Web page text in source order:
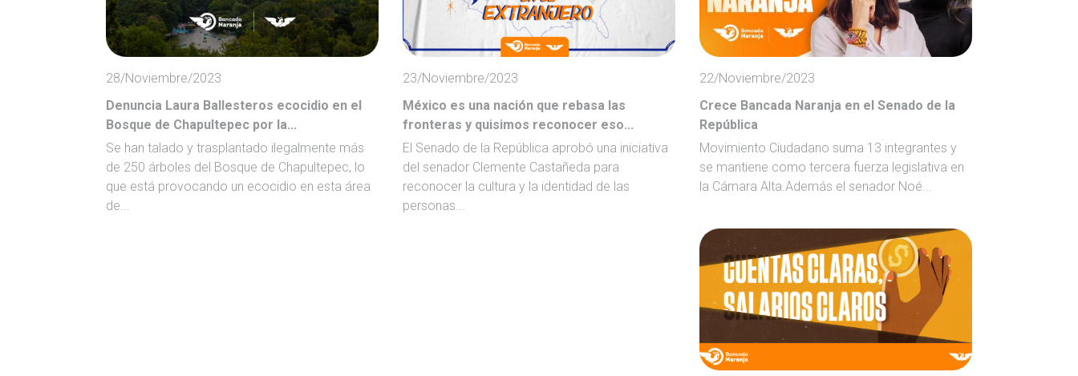
28/Noviembre/2023
Denuncia Laura Ballesteros ecocidio en el
Bosque de Chapultepec por la...
Se han talado y trasplantado ilegalmente más
de 250 árboles del Bosque de Chapultepec, lo
que está provocando un ecocidio en esta área
de...
23/Noviembre/2023
México es una nación que rebasa las
fronteras y quisimos reconocer eso...
El Senado de la República aprobó una iniciativa
del senador Clemente Castañeda para
reconocer la cultura y la identidad de las
personas...
22/Noviembre/2023
Crece Bancada Naranja en el Senado de la
República
Movimiento Ciudadano suma 13 integrantes y
se mantiene como tercera fuerza legislativa en
la Cámara Alta.Además el senador Noé...